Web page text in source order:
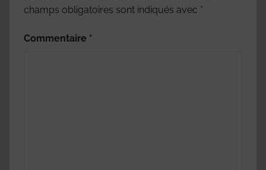
champs obligatoires sont indiqués avec *
Commentaire *